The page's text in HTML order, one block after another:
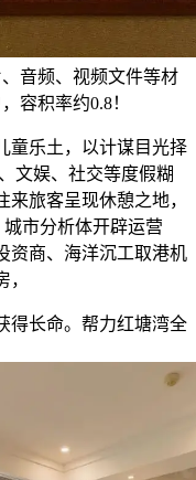
音频、视频文件等材
容积率约0.8！
乐土，以计谋目光择
文娱、社交等度假糊
旅客呈现休憩之地，
市分析体开辟运营
资商、海洋沉工取港机
长命。帮力红塘湾全